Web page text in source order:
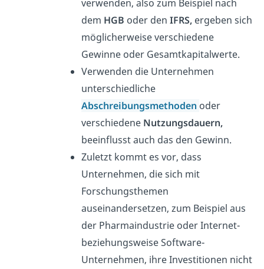
verwenden, also zum Beispiel nach
dem HGB oder den IFRS,ergeben sich
möglicherweise verschiedene
Gewinne oder Gesamtkapitalwerte.
Verwenden die Unternehmen
unterschiedliche
Abschreibungsmethoden oder
verschiedene Nutzungsdauern,
beeinflusst auch das den Gewinn.
Zuletzt kommt es vor, dass
Unternehmen, die sich mit
Forschungsthemen
auseinandersetzen, zum Beispiel aus
der Pharmaindustrie oder Internet-
beziehungsweise Software-
Unternehmen, ihre Investitionen nicht